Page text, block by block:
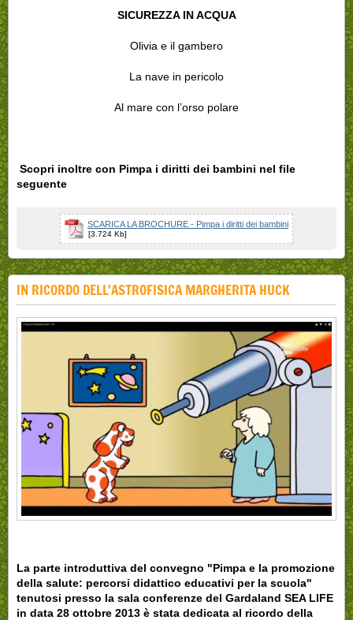
SICUREZZA IN ACQUA
Olivia e il gambero
La nave in pericolo
Al mare con l’orso polare
Scopri inoltre con Pimpa i diritti dei bambini nel file
seguente
SCARICA LA BROCHURE - Pimpa i diritti dei bambini
[3.724 Kb]
IN RICORDO DELL'ASTROFISICA MARGHERITA HUCK
La parte introduttiva del convegno "Pimpa e la promozione
della salute: percorsi didattico educativi per la scuola"
tenutosi presso la sala conferenze del Gardaland SEA LIFE
in data 28 ottobre 2013 è stata dedicata al ricordo della